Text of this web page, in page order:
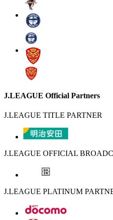
J.LEAGUE Official Partners
J.LEAGUE TITLE PARTNER
J.LEAGUE OFFICIAL
J.LEAGUE PLATINUM